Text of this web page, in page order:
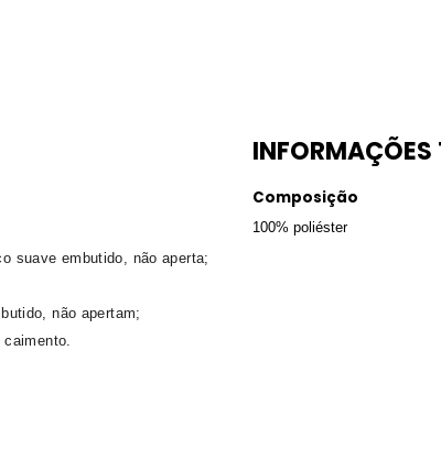
suave embutido, não aperta;
não apertam;
INFORMAÇÕES
Composição
100% poliéster